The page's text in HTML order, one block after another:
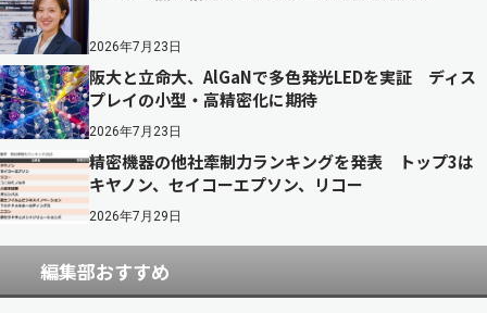
2026年7月23日
阪大と立命大、AlGaNで多色発光LEDを実証 ディス
プレイの小型・高精密化に期待
2026年7月23日
精密機器の他社牽制力ランキングを発表 トップ3は
キヤノン、セイコーエプソン、リコー
2026年7月29日
編集部おすすめ